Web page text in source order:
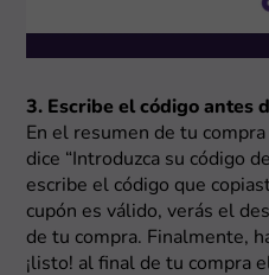
3. Escribe el código antes
En el resumen de tu
dice “Introduzca su código
escribe el código que
cupón es válido, verás el
de tu compra. Finalmente,
¡listo! al final de tu compra